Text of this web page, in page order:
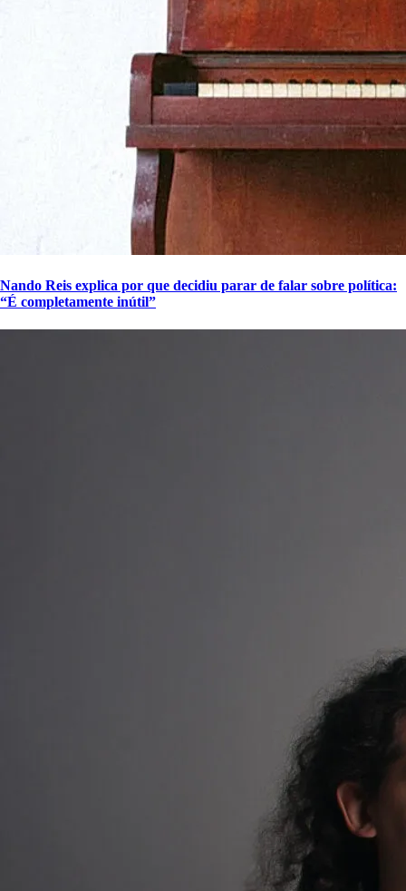
Nando Reis explica por que decidiu parar de falar sobre política:
“É completamente inútil”